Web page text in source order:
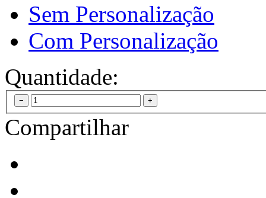
Sem Personalização
Com Personalização
Quantidade:
Compartilhar